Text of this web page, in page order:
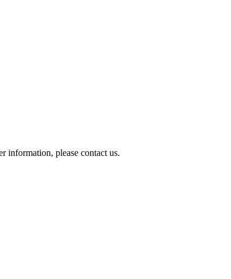
information, please contact us.